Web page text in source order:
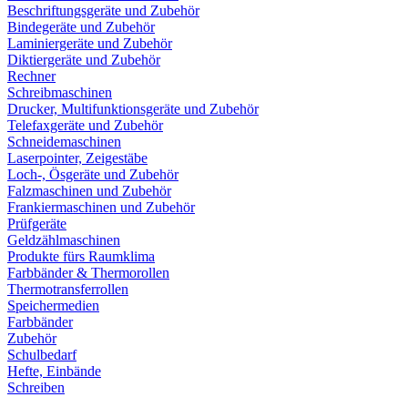
Beschriftungsgeräte und Zubehör
Bindegeräte und Zubehör
Laminiergeräte und Zubehör
Diktiergeräte und Zubehör
Rechner
Schreibmaschinen
Drucker, Multifunktionsgeräte und Zubehör
Telefaxgeräte und Zubehör
Schneidemaschinen
Laserpointer, Zeigestäbe
Loch-, Ösgeräte und Zubehör
Falzmaschinen und Zubehör
Frankiermaschinen und Zubehör
Prüfgeräte
Geldzählmaschinen
Produkte fürs Raumklima
Farbbänder & Thermorollen
Thermotransferrollen
Speichermedien
Farbbänder
Zubehör
Schulbedarf
Hefte, Einbände
Schreiben